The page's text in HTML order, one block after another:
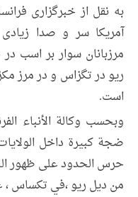
به نقل از خبرگزاری
آمریکا سر و صدا
مرزبانان سوار بر اسب
ریو در تگزاس و در مرز
است.
وبحسب وكالة الأنباء
ضجة كبيرة داخل
حرس الحدود على ظهور
من ديل ريو ،في تكساس ،